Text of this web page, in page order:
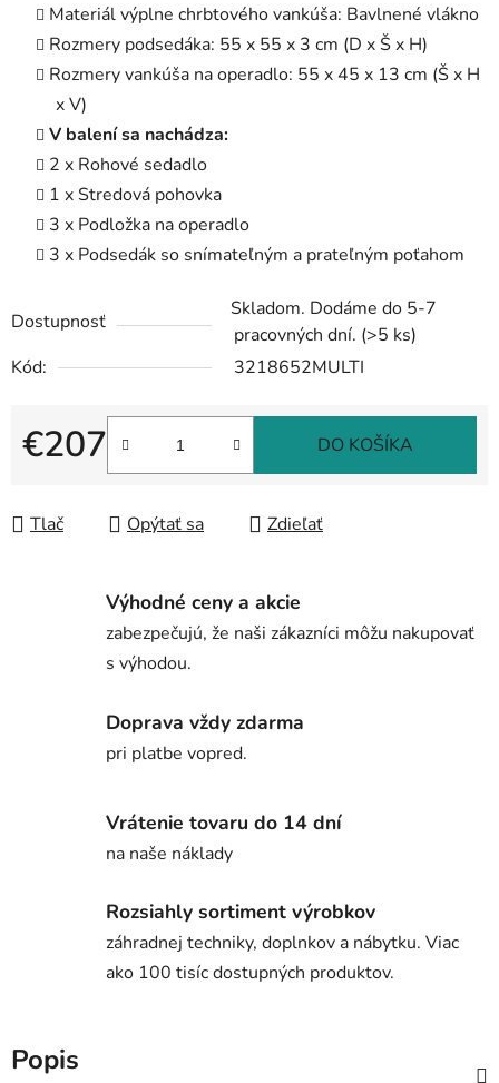
Materiál výplne chrbtového vankúša: Bavlnené vlákno
Rozmery podsedáka: 55 x 55 x 3 cm (D x Š x H)
Rozmery vankúša na operadlo: 55 x 45 x 13 cm (Š x H
x V)
V balení sa nachádza:
2 x Rohové sedadlo
1 x Stredová pohovka
3 x Podložka na operadlo
3 x Podsedák so snímateľným a prateľným poťahom
Dostupnosť
Skladom. Dodáme do 5-7
pracovných dní. (>5 ks)
Kód:
3218652MULTI
€207
Jednotková cena:
DO KOŠÍKA
Tlač Opýtať sa Zdieľať
Výhodné ceny a akcie
zabezpečujú, že naši zákazníci môžu nakupovať
s výhodou.
Doprava vždy zdarma
pri platbe vopred.
Vrátenie tovaru do 14 dní
na naše náklady
Rozsiahly sortiment výrobkov
záhradnej techniky, doplnkov a nábytku. Viac
ako 100 tisíc dostupných produktov.
Popis